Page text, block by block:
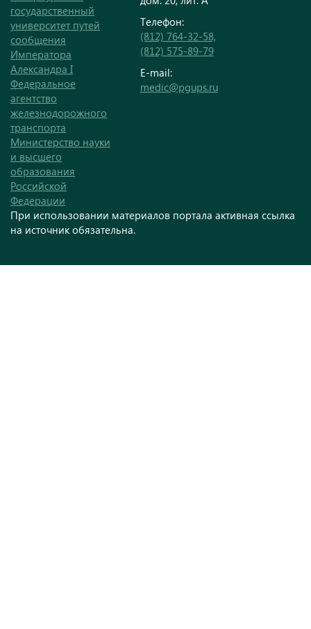
государственный
университет путей
сообщения
Императора
Александра I
Федеральное
агентство
железнодорожного
транспорта
Министерство науки
и высшего
образования
Российской
Федерации
Телефон:
(812) 764-32-58,
(812) 575-89-79
E-mail:
medic@pgups.ru
При использовании материалов портала активная ссылка
на источник обязательна.